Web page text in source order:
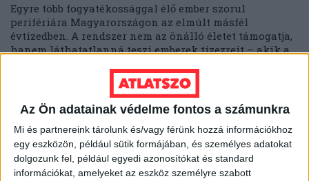
Az Ön adatainak védelme fontos a számunkra
Mi és partnereink tárolunk és/vagy férünk hozzá információkhoz
egy eszközön, például sütik formájában, és személyes adatokat
dolgozunk fel, például egyedi azonosítókat és standard
információkat, amelyeket az eszköz személyre szabott
Egyre több fogyatékossággal élő ember szorul
perifériára Magyarországon az elmúlt másfél
évtizedben. A rendszer nem az önálló életet támogatja,
hanem láthatatlanná teszi emberek tízezreit – akik a
családjukra vannak utalva.
SOLTI HANNA 2026. március 27. 5 p
EGÉSZSÉGÜGY
„Itt Armageddon lesz” – így
irányította egy mágus a magyar